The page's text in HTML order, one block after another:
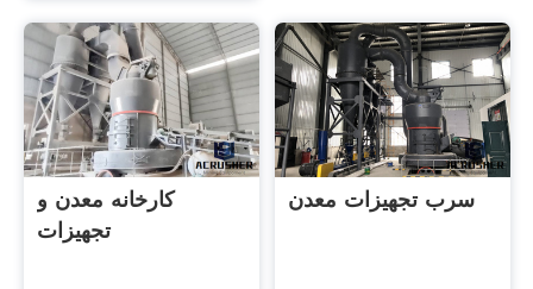
کارخانه معدن و
تجهیزات
سرب تجهیزات معدن